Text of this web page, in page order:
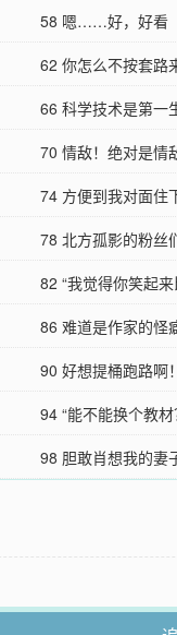
58 嗯……好，好看
62 你怎么不按套路
66 科学技术是第一
70 情敌！绝对是情
74 方便到我对面住
78 北方孤影的粉
82 “我觉得你笑起
86 难道是作家的怪
90 好想提桶跑路啊！
94 “能不能换个教材
98 胆敢肖想我的妻